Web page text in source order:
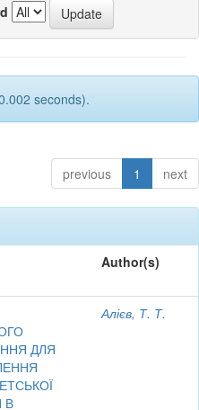
seconds).
previous 1 next
Author(s)
ДЛЯ
В
Алієв, Т. Т.